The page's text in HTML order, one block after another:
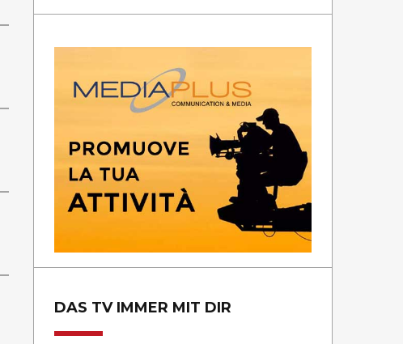
DAS TV IMMER MIT DIR